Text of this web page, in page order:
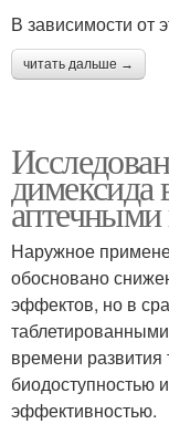
В зависимости от
читать дальше →
димексида
аптечными
Наружное
обосновано
эффектов, но в
времени развития
биодоступностью
эффективностью.